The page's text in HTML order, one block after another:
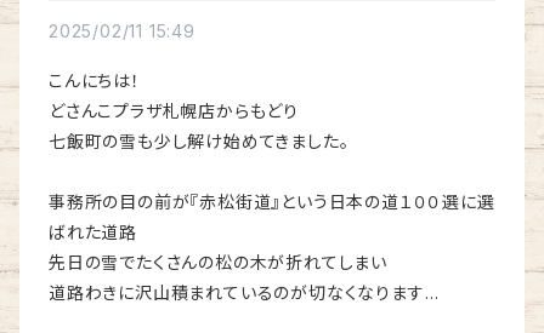
2025/02/11 15:49
こんにちは！
どさんこプラザ札幌店からもどり
七飯町の雪も少し解け始めてきました。
事務所の目の前が『赤松街道』という日本の道１００選に選
ばれた道路
先日の雪でたくさんの松の木が折れてしまい
道路わきに沢山積まれているのが切なくなります…